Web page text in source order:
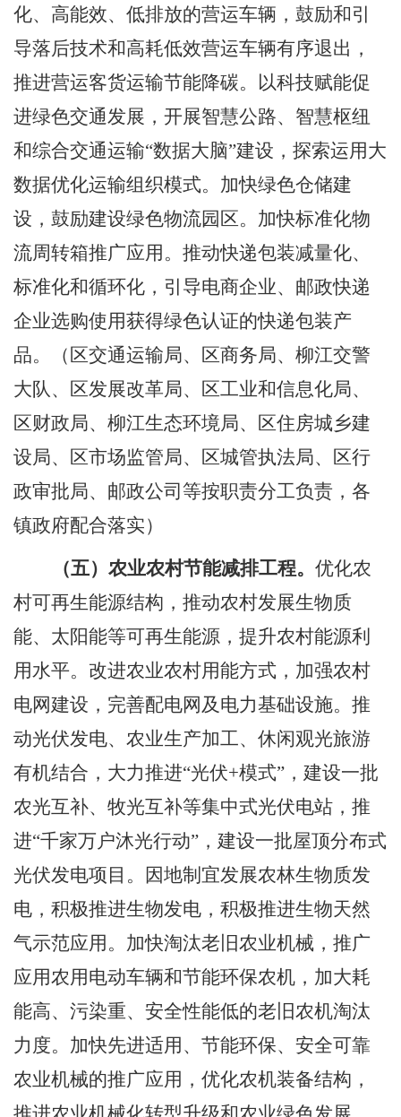
化、高能效、低排放的营运车辆，鼓励和引
导落后技术和高耗低效营运车辆有序退出，
推进营运客货运输节能降碳。以科技赋能促
进绿色交通发展，开展智慧公路、智慧枢纽
和综合交通运输“数据大脑”建设 ，探索运用大
数据优化运输组织模式。加快绿色仓储建
设，鼓励建设绿色物流园区。加快标准化物
流周转箱推广应用。推动快递包装减量化、
标准化和循环化，引导电商企业、邮政快递
企业选购使用获得绿色认证的快递包装产
品。
（区交通运输局、区商务局、柳江交警
大队、区发展改革局、区工业和信息化局、
区财政局、柳江生态环境局、区住房城乡建
设局、区市场监管局、区城管执法局、区行
政审批局、邮政公司等按职责分工负责，各
镇政府配合落实）
（五）农业农村节能减排工程。 优化农
村可再生能源结构，推动农村发展生物质
能、太阳能等可再生能源，提升农村能源利
用水平。改进农业农村用能方式，加强农村
电网建设，完善配电网及电力基础设施。推
动光伏发电、农业生产加工、休闲观光旅游
有机结合，大力推进“光伏+模式”， 建设一批
农光互补、牧光互补等集中式光伏电站，推
进“千家万户沐光行动” ，建设一批屋顶分布式
光伏发电项目。因地制宜发展农林生物质发
电，积极推进生物发电，积极推进生物天然
气示范应用。加快淘汰老旧农业机械，推广
应用农用电动车辆和节能环保农机，加大耗
能高、污染重、安全性能低的老旧农机淘汰
力度。加快先进适用、节能环保、安全可靠
农业机械的推广应用，优化农机装备结构，